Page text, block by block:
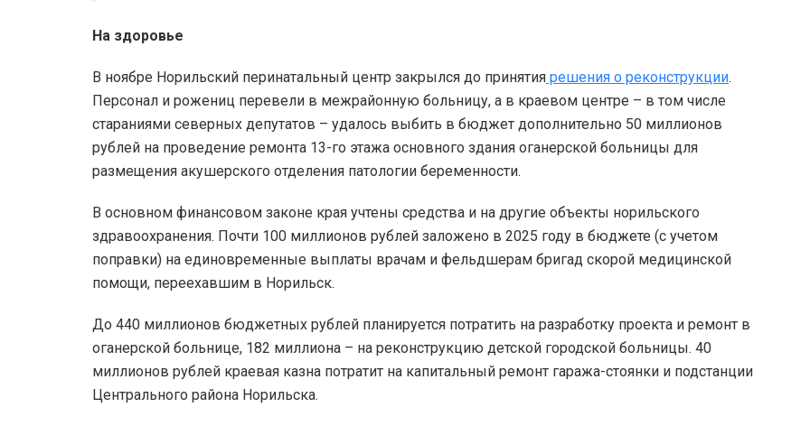
На здоровье
В ноябре Норильский перинатальный центр закрылся до принятия решения о реконструкции.
Персонал и рожениц перевели в межрайонную больницу, а в краевом центре – в том числе
стараниями северных депутатов – удалось выбить в бюджет дополнительно 50 миллионов
рублей на проведение ремонта 13-го этажа основного здания оганерской больницы для
размещения акушерского отделения патологии беременности.
В основном финансовом законе края учтены средства и на другие объекты норильского
здравоохранения. Почти 100 миллионов рублей заложено в 2025 году в бюджете (с учетом
поправки) на единовременные выплаты врачам и фельдшерам бригад скорой медицинской
помощи, переехавшим в Норильск.
До 440 миллионов бюджетных рублей планируется потратить на разработку проекта и ремонт в
оганерской больнице, 182 миллиона – на реконструкцию детской городской больницы. 40
миллионов рублей краевая казна потратит на капитальный ремонт гаража-стоянки и подстанции
Центрального района Норильска.